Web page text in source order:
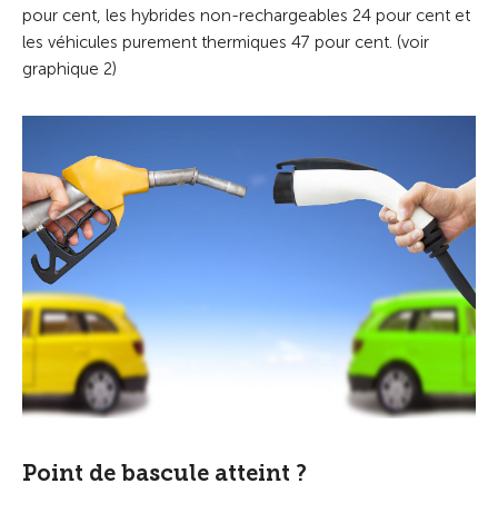
pour cent, les hybrides non-rechargeables 24 pour cent et
les véhicules purement thermiques 47 pour cent. (voir
graphique 2)
Point de bascule atteint ?